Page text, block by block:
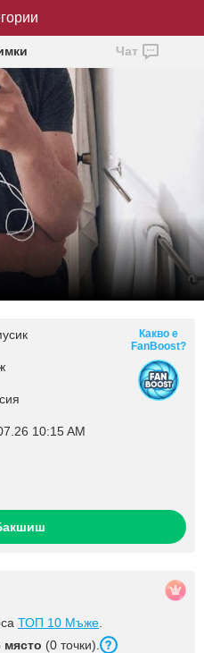
Чат
10:15 AM
Какво е
FanBoost?
ТОП 10 Мъже
място (0 точки).